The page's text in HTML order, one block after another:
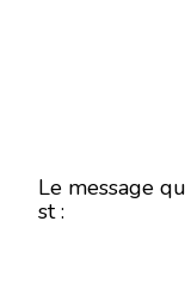
Le message
st :